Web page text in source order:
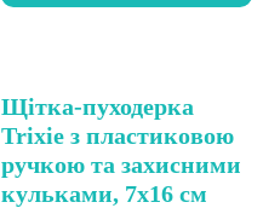
Щітка-пуходерка
Trixie з пластиковою
ручкою та захисними
кульками, 7х16 см